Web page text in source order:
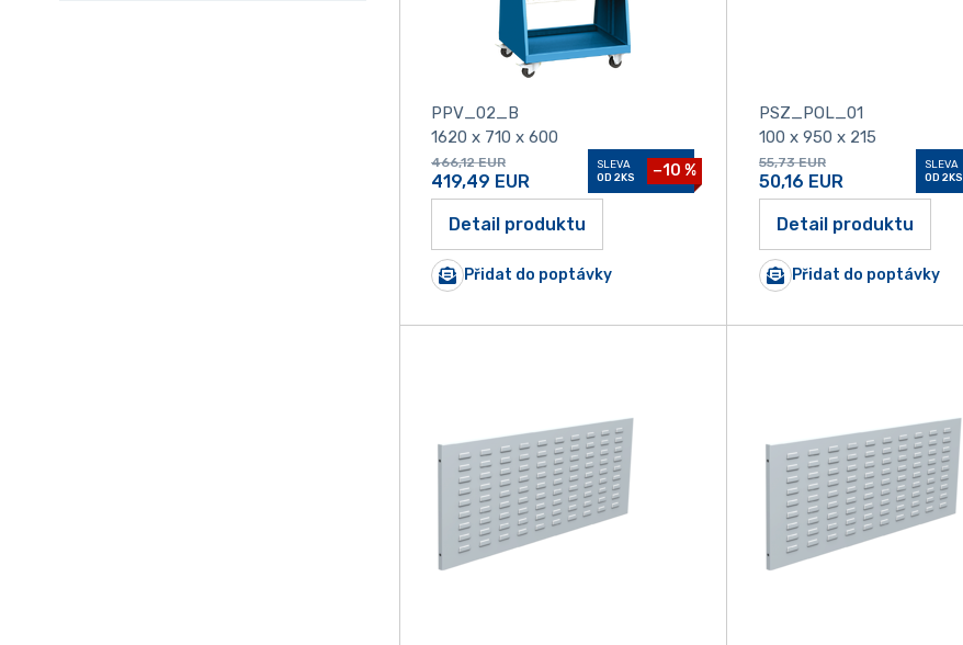
PPV_02_B
1620 x 710 x 600
466,12 EUR
419,49 EUR
SLEVA
OD 2KS
−10 %
Detail produktu
Přidat do poptávky
PSZ_POL_01
100 x 950 x 215
55,73 EUR
50,16 EUR
SLEVA
OD 2KS
Detail produktu
Přidat do poptávky